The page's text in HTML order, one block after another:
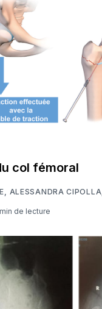
col fémoral
ALESSANDRA CIPOLLA
min de lecture